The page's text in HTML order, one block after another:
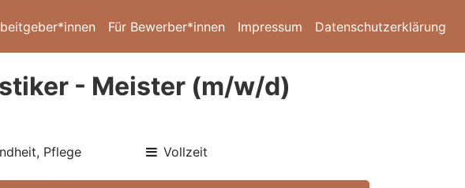
Für Bewerber*innen Impressum Datenschutzerklärung
- Meister (m/w/d)
Pflege Vollzeit